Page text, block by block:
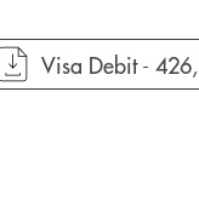
apre documento
Visa Debit -